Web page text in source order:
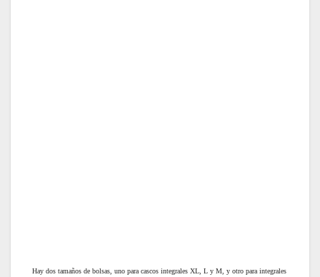
Hay dos tamaños de bolsas, uno para cascos integrales XL, L y M, y otro para integrales